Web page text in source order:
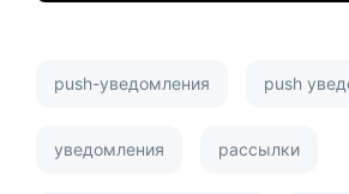
push-уведомления push
уведомления рассылки